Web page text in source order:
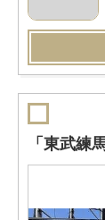
「東武練